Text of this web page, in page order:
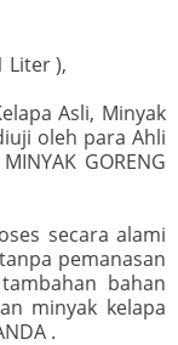
Liter ),
Asli, Minyak
oleh para Ahli
GORENG
secara alami
pemanasan
bahan
minyak kelapa
.